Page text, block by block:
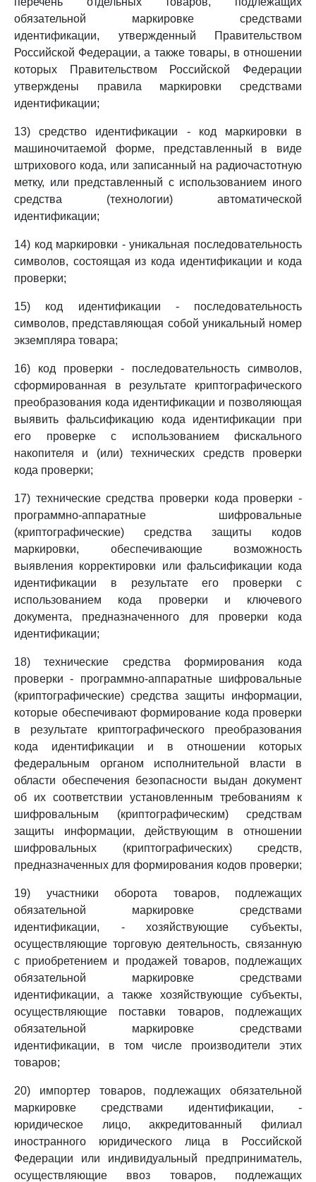
обязательной маркировке средствами
идентификации, утвержденный Правительством
Российской Федерации, а также товары, в отношении
которых Правительством Российской Федерации
утверждены правила маркировки средствами
идентификации;
13) средство идентификации - код маркировки в
машиночитаемой форме, представленный в виде
штрихового кода, или записанный на радиочастотную
метку, или представленный с использованием иного
средства (технологии) автоматической
идентификации;
14) код маркировки - уникальная последовательность
символов, состоящая из кода идентификации и кода
проверки;
15) код идентификации - последовательность
символов, представляющая собой уникальный номер
экземпляра товара;
16) код проверки - последовательность символов,
сформированная в результате криптографического
преобразования кода идентификации и позволяющая
выявить фальсификацию кода идентификации при
его проверке с использованием фискального
накопителя и (или) технических средств проверки
кода проверки;
17) технические средства проверки кода проверки -
программно-аппаратные шифровальные
(криптографические) средства защиты кодов
маркировки, обеспечивающие возможность
выявления корректировки или фальсификации кода
идентификации в результате его проверки с
использованием кода проверки и ключевого
документа, предназначенного для проверки кода
идентификации;
18) технические средства формирования кода
проверки - программно-аппаратные шифровальные
(криптографические) средства защиты информации,
которые обеспечивают формирование кода проверки
в результате криптографического преобразования
кода идентификации и в отношении которых
федеральным органом исполнительной власти в
области обеспечения безопасности выдан документ
об их соответствии установленным требованиям к
шифровальным (криптографическим) средствам
защиты информации, действующим в отношении
шифровальных (криптографических) средств,
предназначенных для формирования кодов проверки;
19) участники оборота товаров, подлежащих
обязательной маркировке средствами
идентификации, - хозяйствующие субъекты,
осуществляющие торговую деятельность, связанную
с приобретением и продажей товаров, подлежащих
обязательной маркировке средствами
идентификации, а также хозяйствующие субъекты,
осуществляющие поставки товаров, подлежащих
обязательной маркировке средствами
идентификации, в том числе производители этих
товаров;
20) импортер товаров, подлежащих обязательной
маркировке средствами идентификации, -
юридическое лицо, аккредитованный филиал
иностранного юридического лица в Российской
Федерации или индивидуальный предприниматель,
осуществляющие ввоз товаров, подлежащих